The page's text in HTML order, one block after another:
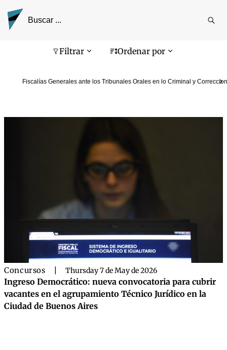
Filtrar Ordenar por
Fiscalías Generales ante los Tribunales Orales en lo Criminal y
Pantalla de búsqueda
Concursos Thursday 7 de May de 2026
Ingreso Democrático: nueva convocatoria para cubrir
vacantes en el agrupamiento Técnico Jurídico en la
Ciudad de Buenos Aires